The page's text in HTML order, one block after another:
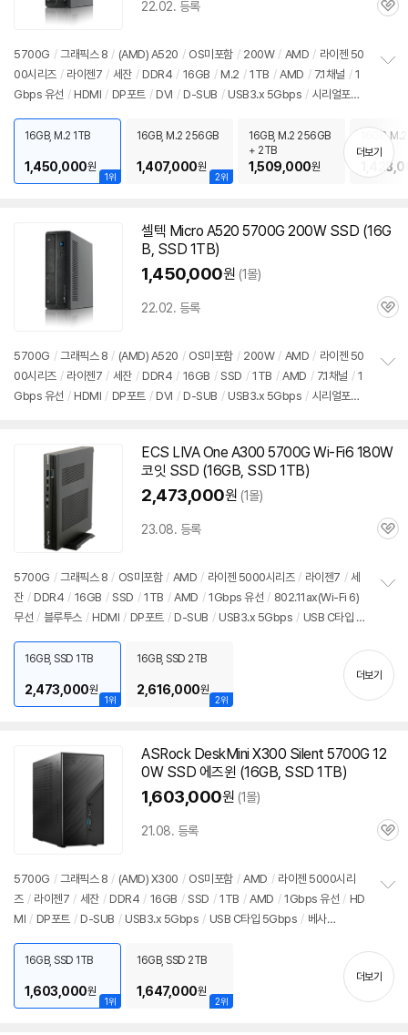
22.02. 등록
관
5700G / 그래픽스 8 / (AMD) A520 / OS미포함 / 200W / AMD / 라이젠 50
00시리즈 / 라이젠7 / 세잔 / DDR4 / 16GB / M.2 / 1TB / AMD / 7.1채널 / 1
Gbps 유선 / HDMI / DP포트 / DVI / D-SUB / USB3.x 5Gbps / 시리얼포트
치
기
1위
16GB, M.2 1TB
1,450,000원
2위
16GB, M.2 256GB
1,407,000원
16GB, M.2 256GB
+ 2TB
1,509,000원
16GB,
더보기
셀텍 Micro A520 5700G 200W SSD (16G
B, SSD 1TB)
1,450,000원 (1몰)
22.02. 등록
관
5700G / 그래픽스 8 / (AMD) A520 / OS미포함 / 200W / AMD / 라이젠 50
00시리즈 / 라이젠7 / 세잔 / DDR4 / 16GB / SSD / 1TB / AMD / 7.1채널 / 1
Gbps 유선 / HDMI / DP포트 / DVI / D-SUB / USB3.x 5Gbps / 시리얼포트
기
ECS LIVA One A300 5700G Wi-Fi6 180W
코잇 SSD (16GB, SSD 1TB)
2,473,000원 (1몰)
23.08. 등록
관
5700G / 그래픽스 8 / OS미포함 / AMD / 라이젠 5000시리즈 / 라이젠7 / 세
잔 / DDR4 / 16GB / SSD / 1TB / AMD / 1Gbps 유선 / 802.11ax(Wi-Fi 6)
무선 / 블루투스 / HDMI / DP포트 / D-SUB / USB3.x 5Gbps / USB C타입 1
기
1위
16GB, SSD 1TB
2,473,000원
2위
16GB, SSD 2TB
2,616,000원
더보기
ASRock DeskMini X300 Silent 5700G 12
0W SSD 에즈윈 (16GB, SSD 1TB)
1,603,000원 (1몰)
21.08. 등록
관
5700G / 그래픽스 8 / (AMD) X300 / OS미포함 / AMD / 라이젠 5000시리
즈 / 라이젠7 / 세잔 / DDR4 / 16GB / SSD / 1TB / AMD / 1Gbps 유선 / HD
MI / DP포트 / D-SUB / USB3.x 5Gbps / USB C타입 5Gbps / 베사
기
1위
16GB, SSD 1TB
1,603,000원
2위
16GB, SSD 2TB
1,647,000원
더보기